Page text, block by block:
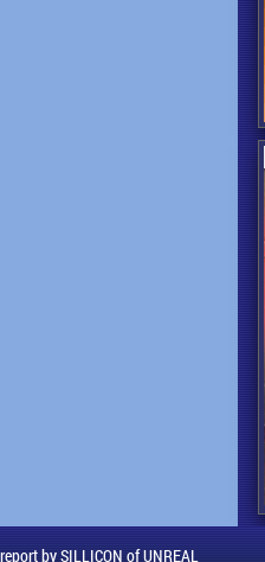
by SILLICON of UNREAL